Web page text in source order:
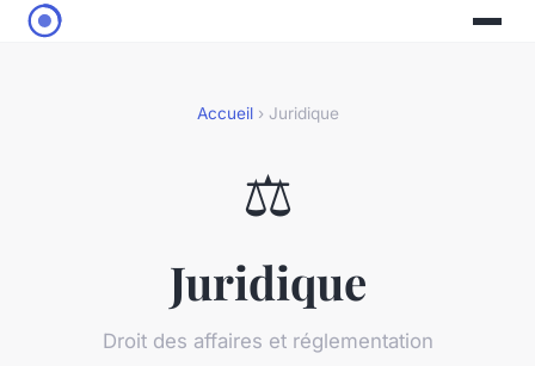
Accueil› Juridique
⚖️
Juridique
Droit des affaires et réglementation